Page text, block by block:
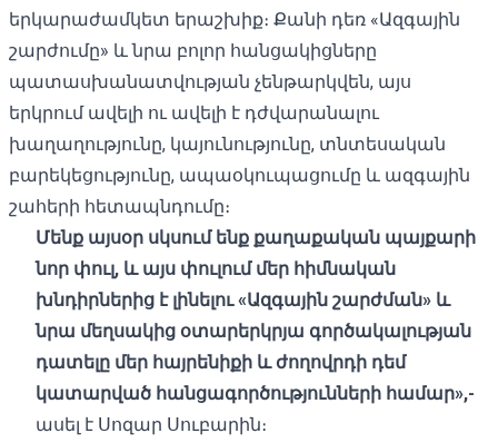
երկարաժամկետ երաշխիք։ Քանի դեռ «Ազգային
շարժումը» և նրա բոլոր հանցակիցները
պատասխանատվության չենթարկվեն, այս
երկրում ավելի ու ավելի է դժվարանալու
խաղաղությունը, կայունությունը, տնտեսական
բարեկեցությունը, ապաօկուպացումը և ազգային
շահերի հետապնդումը։
Մենք այսօր սկսում ենք քաղաքական պայքարի
նոր փուլ, և այս փուլում մեր հիմնական
խնդիրներից է լինելու «Ազգային շարժման» և
նրա մեղսակից օտարերկրյա գործակալության
դատելը մեր հայրենիքի և ժողովրդի դեմ
կատարված հանցագործությունների համար»,-
ասել է Սոզար Սուբարին։